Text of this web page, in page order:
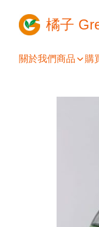
橘子
關於我們商品 購